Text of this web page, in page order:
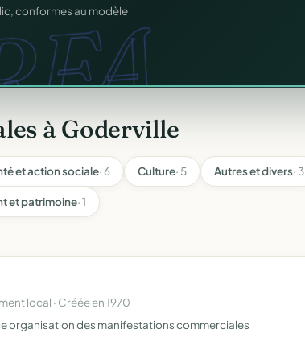
pour chaque
à Goderville
et action sociale· 6 Culture· 5 Autres et divers· 3
et patrimoine· 1
local · Créée en 1970
organisation des manifestations commerciales